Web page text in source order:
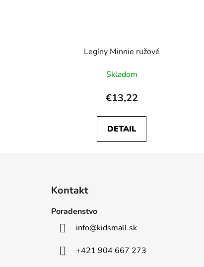
Legíny Minnie ružové
Skladom
€13,22
DETAIL
Kontakt
Poradenstvo
info@kidsmall.sk
+421 904 667 273